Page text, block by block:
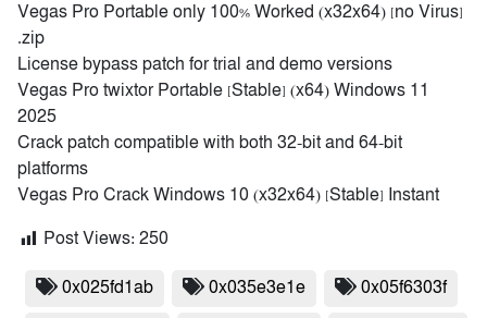
Vegas Pro Portable only 100% Worked (x32x64) [no Virus]
.zip
License bypass patch for trial and demo versions
Vegas Pro twixtor Portable [Stable] (x64) Windows 11
2025
Crack patch compatible with both 32-bit and 64-bit
platforms
Vegas Pro Crack Windows 10 (x32x64) [Stable] Instant
Post Views: 250
0x025fd1ab 0x035e3e1e 0x05f6303f